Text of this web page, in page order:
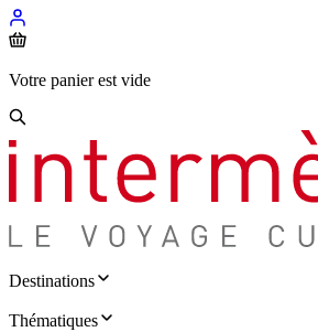
Votre panier est vide
Destinations
Thématiques